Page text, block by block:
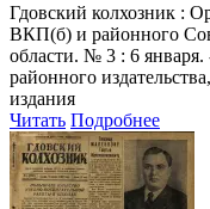
Гдовский колхозник :
ВКП(б) и районного
области. № 3 : 6
районного
издания
Читать Подробнее